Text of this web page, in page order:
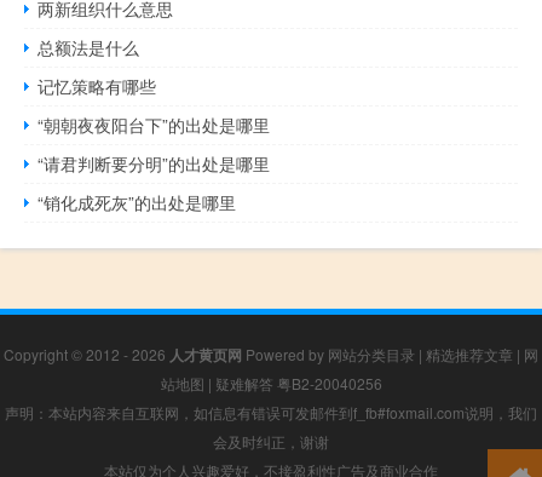
两新组织什么意思
总额法是什么
记忆策略有哪些
“朝朝夜夜阳台下”的出处是哪里
“请君判断要分明”的出处是哪里
“销化成死灰”的出处是哪里
Copyright © 2012 - 2026 人才黄页网 Powered by 网站分类目录 | 精选推荐文章 | 网
站地图 | 疑难解答 粤B2-20040256
声明：本站内容来自互联网，如信息有错误可发邮件到f_fb#foxmail.com说明，我们
会及时纠正，谢谢
本站仅为个人兴趣爱好，不接盈利性广告及商业合作